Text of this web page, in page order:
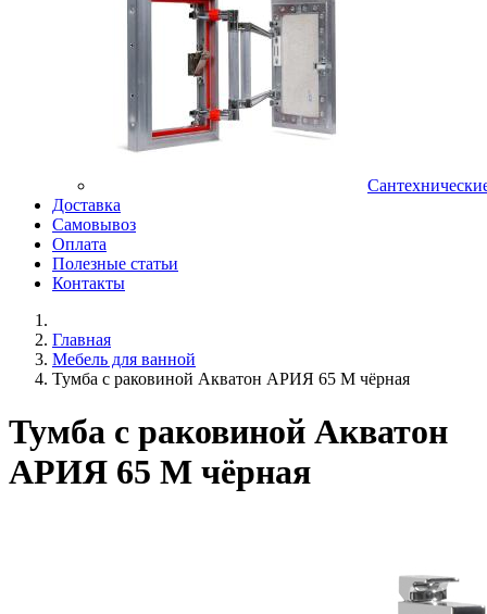
Доставка
Самовывоз
Оплата
Полезные статьи
Контакты
Главная
Мебель для ванной
Тумба с раковиной Акватон АРИЯ 65 М чёрная
Тумба с раковиной Акватон
АРИЯ 65 М чёрная